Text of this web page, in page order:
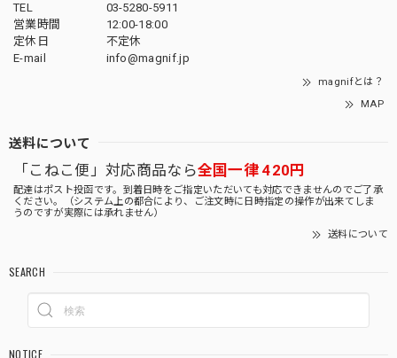
TEL
03-5280-5911
営業時間
12:00-18:00
定休日
不定休
E-mail
info@magnif.jp
magnifとは？
MAP
送料について
「こねこ便」対応商品なら全国一律 420円
配達はポスト投函です。到着日時をご指定いただいても対応できませんのでご了承
ください。（システム上の都合により、ご注文時に日時指定の操作が出来てしま
うのですが実際には承れません）
送料について
SEARCH
NOTICE